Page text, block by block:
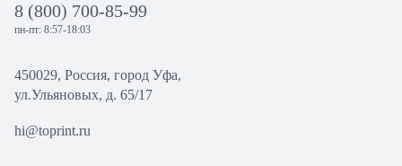
8 (800) 700-85-99
пн-пт: 8:57-18:03
450029, Россия, город Уфа,
ул.Ульяновых, д. 65/17
hi@toprint.ru